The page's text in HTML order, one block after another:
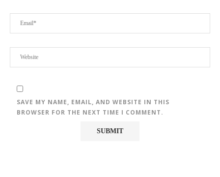
SAVE MY NAME, EMAIL, AND WEBSITE IN THIS
BROWSER FOR THE NEXT TIME I COMMENT.